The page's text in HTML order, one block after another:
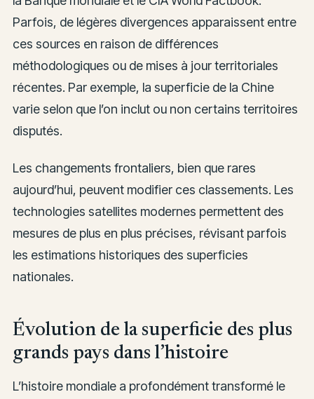
Parfois, de légères divergences apparaissent entre
ces sources en raison de différences
méthodologiques ou de mises à jour territoriales
récentes. Par exemple, la superficie de la Chine
varie selon que l’on inclut ou non certains territoires
disputés.
Les changements frontaliers, bien que rares
aujourd’hui, peuvent modifier ces classements. Les
technologies satellites modernes permettent des
mesures de plus en plus précises, révisant parfois
les estimations historiques des superficies
nationales.
Évolution de la superficie des plus
grands pays dans l’histoire
L’histoire mondiale a profondément transformé le